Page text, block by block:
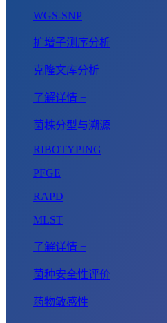
WGS-SNP
扩增子测序分析
克隆文库分析
了解详情 +
菌株分型与溯源
RIBOTYPING
PFGE
RAPD
MLST
了解详情 +
菌种安全性评价
药物敏感性